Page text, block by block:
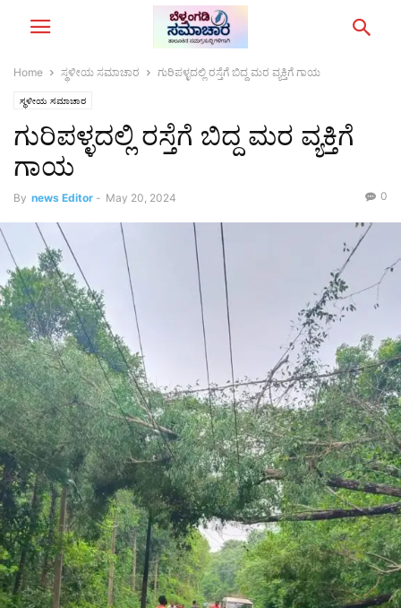
Home ಸ್ಥಳೀಯ ಸಮಾಚಾರ ಗುರಿಪಳ್ಳದಲ್ಲಿ ರಸ್ತೆಗೆ ಬಿದ್ದ ಮರ ವ್ಯಕ್ತಿಗೆ ಗಾಯ
ಸ್ಥಳೀಯ ಸಮಾಚಾರ
ಗುರಿಪಳ್ಳದಲ್ಲಿ ರಸ್ತೆಗೆ ಬಿದ್ದ ಮರ ವ್ಯಕ್ತಿಗೆ
ಗಾಯ
By news Editor - May 20, 2024 0